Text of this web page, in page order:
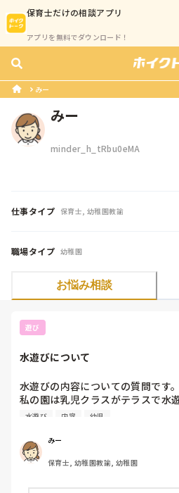
保育士だけの相談アプリ
アプリを無料でダウンロード！
みー
みー
minder_h_tRbu0eMA
仕事タイプ 保育士, 幼稚園教諭
職場タイプ 幼稚園
お悩み相談
遊び
水遊びについて
水遊びの内容についての質問です。
私の園は乳児クラスがテラスで水
です。
遊びの内容にマンネリ化を感じて
子どもたちの反応がいい水遊びの
教えていただきたいです。
水遊び 内容 幼児
みー
保育士, 幼稚園教諭, 幼稚園